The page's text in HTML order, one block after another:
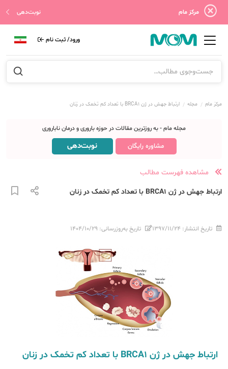
مرکز مام نوبت‌دهی
ورود/ ثبت نام
مرکز مام مجله ارتباط جهش در ژن BRCA1 با تعداد کم تخمک در زنان
مجله مام - به روزترین مقالات در حوزه باروری و درمان ناباروری
مشاوره رایگان نوبت‌دهی
مشاهده فهرست مطالب
ارتباط جهش در ژن BRCA1 با تعداد کم تخمک در زنان
تاریخ انتشار: ۱۳۹۷/۱۱/۲۴ تاریخ به‌روزرسانی: ۱۴۰۴/۱۰/۲۹
ارتباط جهش در ژن BRCA1 با تعداد کم تخمک در زنان